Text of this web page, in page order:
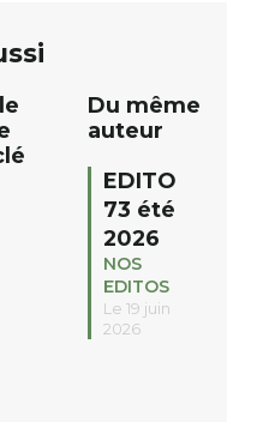
Du même
auteur
EDITO
73 été
2026
NOS
EDITOS
Le 19 juin
2026